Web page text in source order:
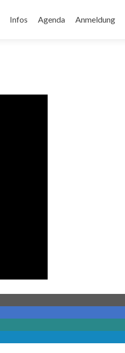
Infos Agenda Anmeldung